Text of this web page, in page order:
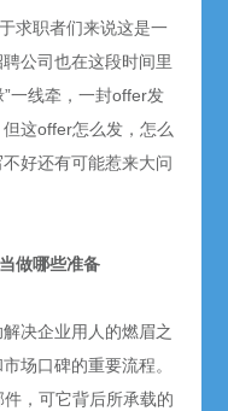
求职者们来说这是一
公司也在这段时间里
”一线牵，一封offer发
这offer怎么发，怎么
好还有可能惹来大问
做哪些准备
决企业用人的燃眉之
场口碑的重要流程。
，可它背后所承载的